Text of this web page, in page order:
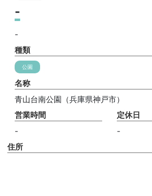
-
-
種類
公園
名称
青山台南公園（兵庫県神戸市）
営業時間
-
定休日
-
住所